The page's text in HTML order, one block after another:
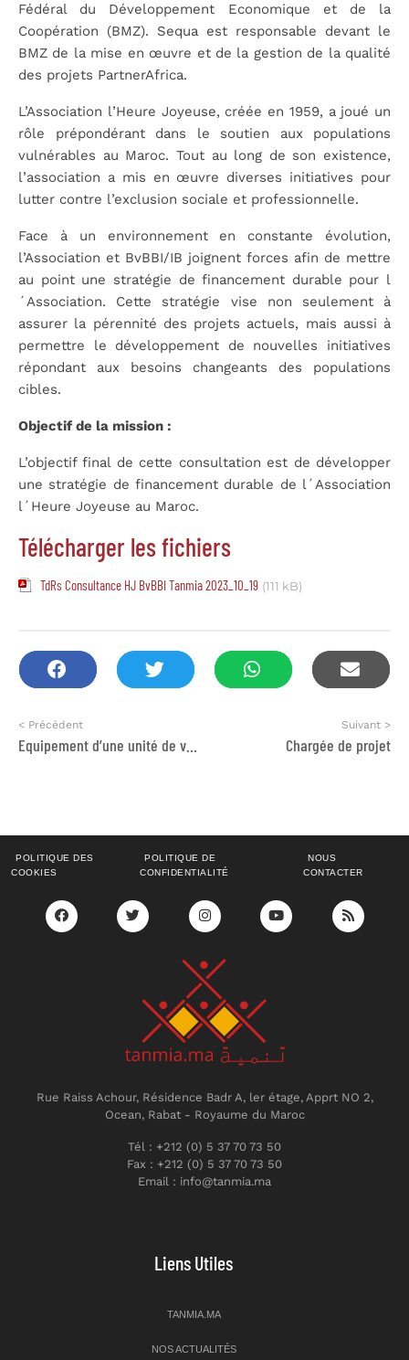
Fédéral du Développement Economique et de la
Coopération (BMZ). Sequa est responsable devant le
BMZ de la mise en œuvre et de la gestion de la qualité
des projets PartnerAfrica.
L’Association l’Heure Joyeuse, créée en 1959, a joué un
rôle prépondérant dans le soutien aux populations
vulnérables au Maroc. Tout au long de son existence,
l’association a mis en œuvre diverses initiatives pour
lutter contre l’exclusion sociale et professionnelle.
Face à un environnement en constante évolution,
l’Association et BvBBI/IB joignent forces afin de mettre
au point une stratégie de financement durable pour l
´Association. Cette stratégie vise non seulement à
assurer la pérennité des projets actuels, mais aussi à
permettre le développement de nouvelles initiatives
répondant aux besoins changeants des populations
cibles.
Objectif de la mission :
L’objectif final de cette consultation est de développer
une stratégie de financement durable de l´Association
l´Heure Joyeuse au Maroc.
Télécharger les fichiers
TdRs Consultance HJ BvBBI Tanmia 2023_10_19 (111 kB)
< Précédent Suivant >
Chargée de projet
POLITIQUE DES
COOKIES
POLITIQUE DE
CONFIDENTIALITÉ
NOUS
CONTACTER
Rue Raiss Achour, Résidence Badr A, ler étage, Apprt NO 2,
Ocean, Rabat - Royaume du Maroc
Tél : +212 (0) 5 37 70 73 50
Fax : +212 (0) 5 37 70 73 50
Email : info@tanmia.ma
Liens Utiles
TANMIA.MA
NOS ACTUALITÉS